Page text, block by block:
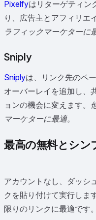
Pixelfyはリターゲティン
り、広告主とアフィリエ
ラフィックマーケターに
Sniply
Sniplyは、リンク先のペ
オーバーレイを追加し、
ョンの機会に変えます。
マーケターに最適。
最高の無料とシン
アカウントなし、ダッシ
クを貼り付けて実行しま
限りのリンクに最適です。